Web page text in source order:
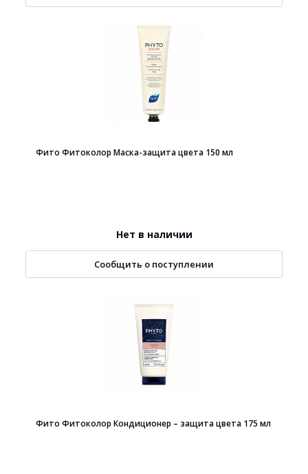
Фито Фитоколор Маска-защита цвета 150 мл
Нет в наличии
Сообщить о поступлении
Фито Фитоколор Кондиционер – защита цвета 175 мл